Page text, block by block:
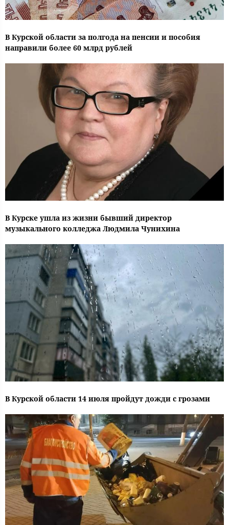
В Курской области за полгода на пенсии и пособия
направили более 60 млрд рублей
В Курске ушла из жизни бывший директор
музыкального колледжа Людмила Чунихина
В Курской области 14 июля пройдут дожди с грозами